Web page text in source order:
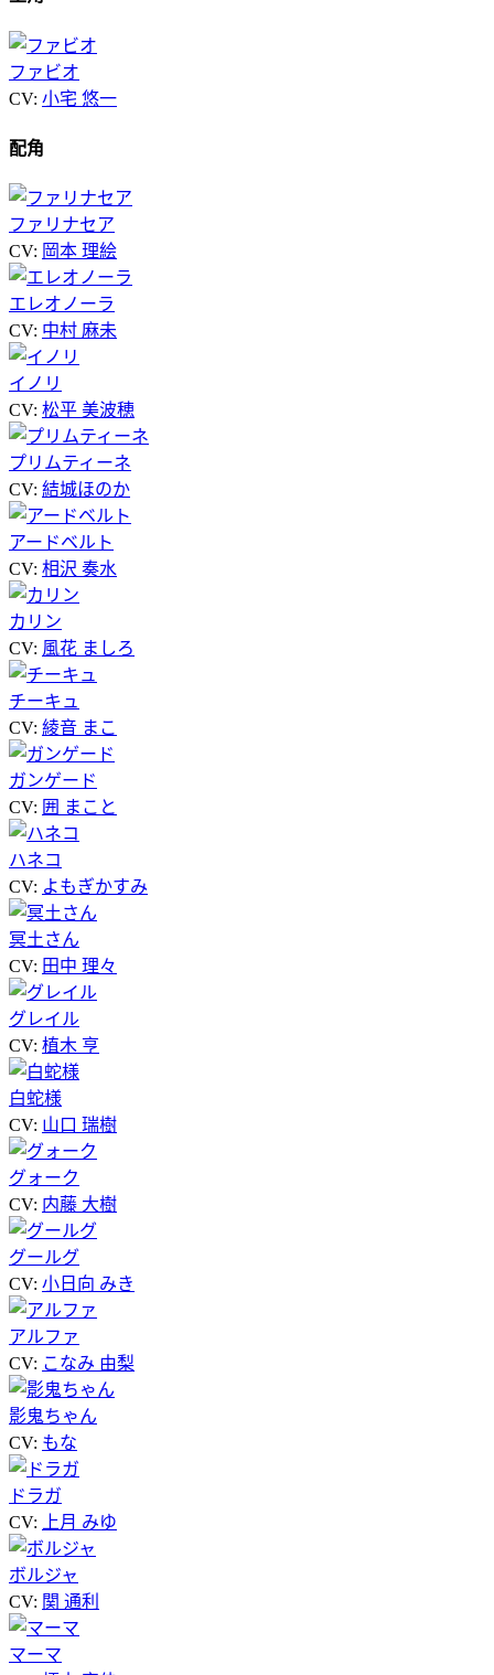
ファビオ
CV: 小宅 悠一
配角
ファリナセア
CV: 岡本 理絵
エレオノーラ
CV: 中村 麻未
イノリ
CV: 松平 美波穂
プリムティーネ
CV: 結城ほのか
アードベルト
CV: 相沢 奏水
カリン
CV: 風花 ましろ
チーキュ
CV: 綾音 まこ
ガンゲード
CV: 囲 まこと
ハネコ
CV: よもぎかすみ
冥土さん
CV: 田中 理々
グレイル
CV: 植木 亨
白蛇様
CV: 山口 瑞樹
グォーク
CV: 内藤 大樹
グールグ
CV: 小日向 みき
アルファ
CV: こなみ 由梨
影鬼ちゃん
CV: もな
ドラガ
CV:
上月 みゆ
ボルジャ
CV: 関 通利
マーマ